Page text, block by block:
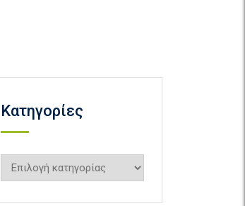
Kατηγορίες
Kατηγορίες